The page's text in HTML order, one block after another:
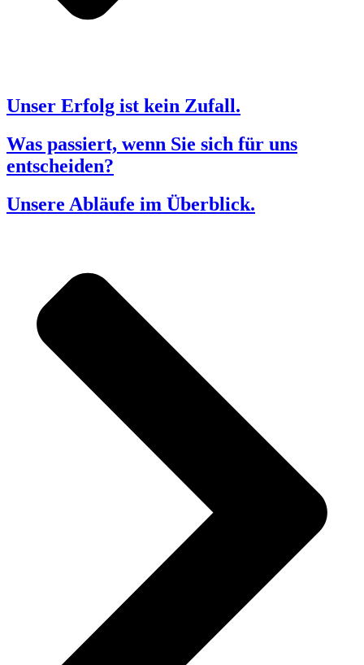
Unser Erfolg ist kein Zufall.
Was passiert, wenn Sie sich für uns
entscheiden?
Unsere Abläufe im Überblick.